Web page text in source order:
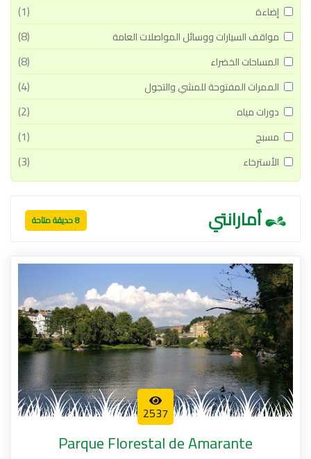
إضاءة (1)
مواقف السيارات ووسائل المواصلات العامة (8)
المساحات الخضراء (8)
الممرات المفتوحة للمشي والتجول (4)
دورات مياه (2)
مسبح (1)
الأسترخاء (3)
أمارانتي 8 حديقة متاحة
2537
Parque Florestal de Amarante